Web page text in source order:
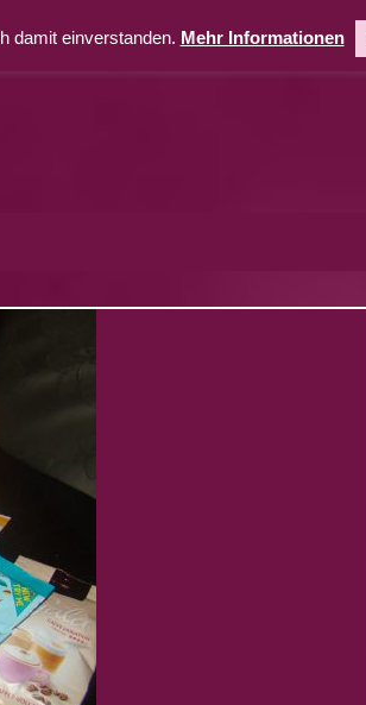
damit einverstanden. Mehr Informationen